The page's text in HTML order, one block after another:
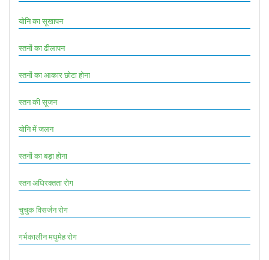
योनि का सूखापन
स्तनों का ढीलापन
स्तनों का आकार छोटा होना
स्तन की सूजन
योनि में जलन
स्तनों का बड़ा होना
स्तन अधिरक्तता रोग
चुचुक विसर्जन रोग
गर्भकालीन मधुमेह रोग